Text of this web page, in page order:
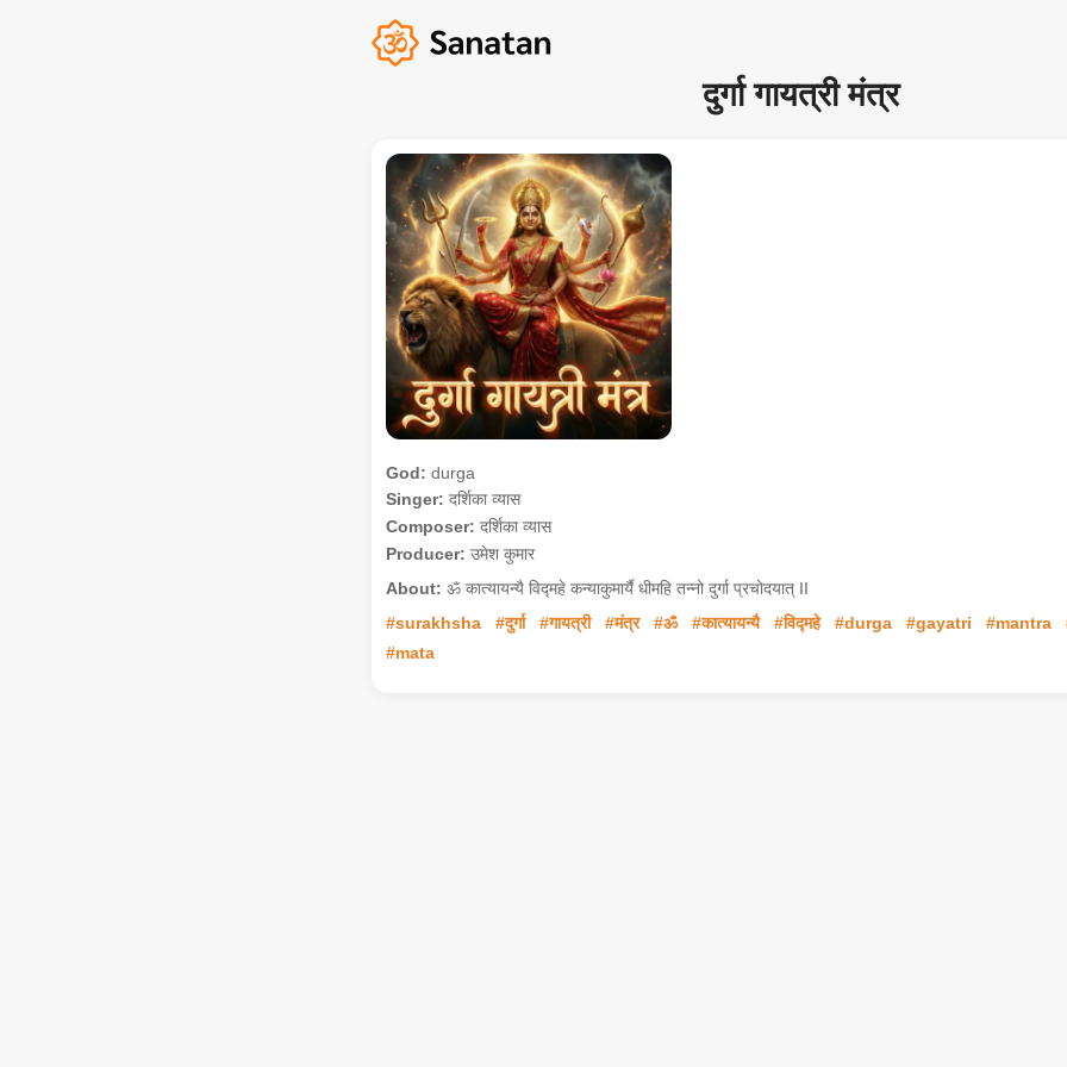
दुर्गा गायत्री मंत्र
God: durga
Singer: दर्शिका व्यास
Composer: दर्शिका व्यास
Producer: उमेश कुमार
About: ॐ कात्यायन्यै विद्महे कन्याकुमार्यै धीमहि तन्नो दुर्गा प्रचोदयात् II
#surakhsha
#दुर्गा #गायत्री #मंत्र #ॐ #कात्यायन्यै #विद्महे #durga #gayatri #mantra
#mata